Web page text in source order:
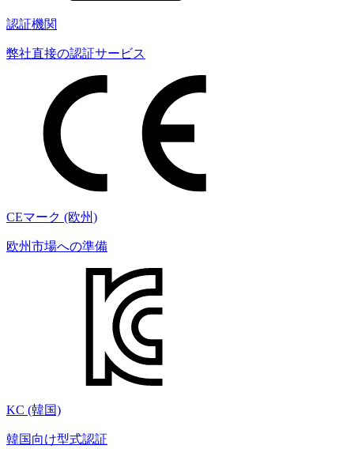
認証機関
弊社直接の認証サービス
CEマーク (欧州)
欧州市場への準備
KC (韓国)
韓国向け型式認証